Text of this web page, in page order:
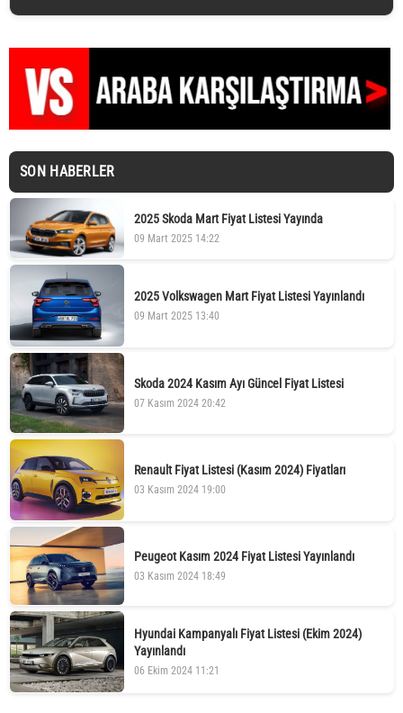
SON HABERLER
2025 Skoda Mart Fiyat Listesi Yayında
09 Mart 2025 14:22
2025 Volkswagen Mart Fiyat Listesi Yayınlandı
09 Mart 2025 13:40
Skoda 2024 Kasım Ayı Güncel Fiyat Listesi
07 Kasım 2024 20:42
Renault Fiyat Listesi (Kasım 2024) Fiyatları
03 Kasım 2024 19:00
Peugeot Kasım 2024 Fiyat Listesi Yayınlandı
03 Kasım 2024 18:49
Hyundai Kampanyalı Fiyat Listesi (Ekim 2024)
Yayınlandı
06 Ekim 2024 11:21